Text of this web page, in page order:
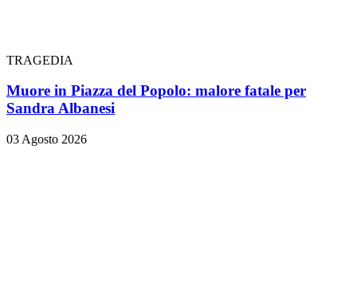
TRAGEDIA
Muore in Piazza del Popolo: malore fatale per
Sandra Albanesi
03 Agosto 2026